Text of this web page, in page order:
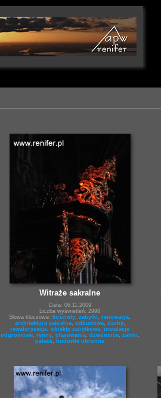
Witraże sakralne
Data: 06.11.2009
Liczba wyświetleń: 2998
Słowa kluczowe: kościoły zabytki renowacja
architektura sakralna, odbudowa, dachy,
rewaloryzacja obiekty zabytkowe instalacje
odgromowe, rynny, ofasowania, dzwonnice, zamki
pałace
budowle obronne